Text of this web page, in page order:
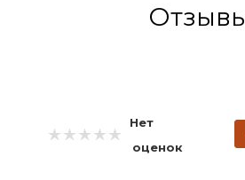
Нет
оценок